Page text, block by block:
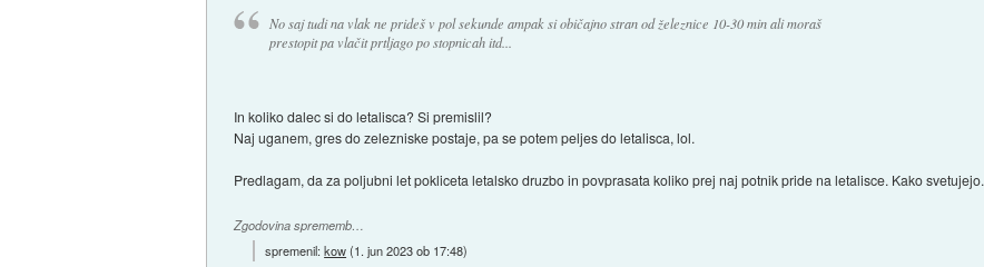
No saj tudi na vlak ne prideš v pol sekunde ampak si običajno stran od železnice 10-30 min ali moraš
prestopit pa vlačit prtljago po stopnicah itd...
In koliko dalec si do letalisca? Si premislil?
Naj uganem, gres do zelezniske postaje, pa se potem peljes do letalisca, lol.
Predlagam, da za poljubni let pokliceta letalsko druzbo in povprasata koliko prej naj potnik pride na letalisce. Kako svetujejo.
Zgodovina sprememb…
spremenil:kow(1. jun 2023 ob 17:48)